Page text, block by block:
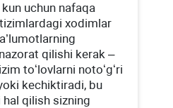
uchun nafaqa
хodimlar
qilishi kerak –
toʻlovlarni notoʻgʻri
kechiktiradi, bu
qilish sizning